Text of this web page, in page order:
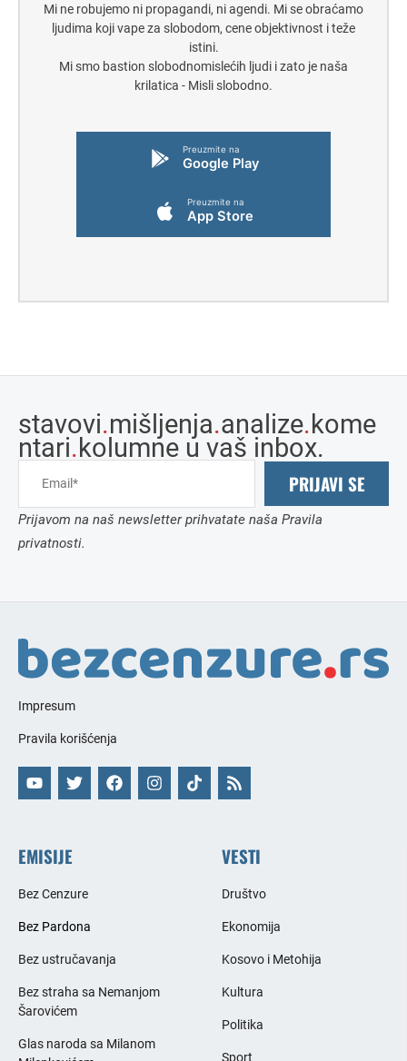
Mi ne robujemo ni propagandi, ni agendi. Mi se obraćamo
ljudima koji vape za slobodom, cene objektivnost i teže
istini.
Mi smo bastion slobodnomislećih ljudi i zato je naša
krilatica - Misli slobodno.
Preuzmite na
Google Play
Preuzmite na
App Store
stavovi.mišljenja.analize.kome
ntari.kolumne u vaš inbox.
PRIJAVI SE
Prijavom na naš newsletter prihvatate naša Pravila
privatnosti.
Impresum
Pravila korišćenja
EMISIJE
Bez Cenzure
Bez Pardona
Bez ustručavanja
Bez straha sa Nemanjom
Šarovićem
Glas naroda sa Milanom
VESTI
Društvo
Ekonomija
Kosovo i Metohija
Kultura
Politika
Sport